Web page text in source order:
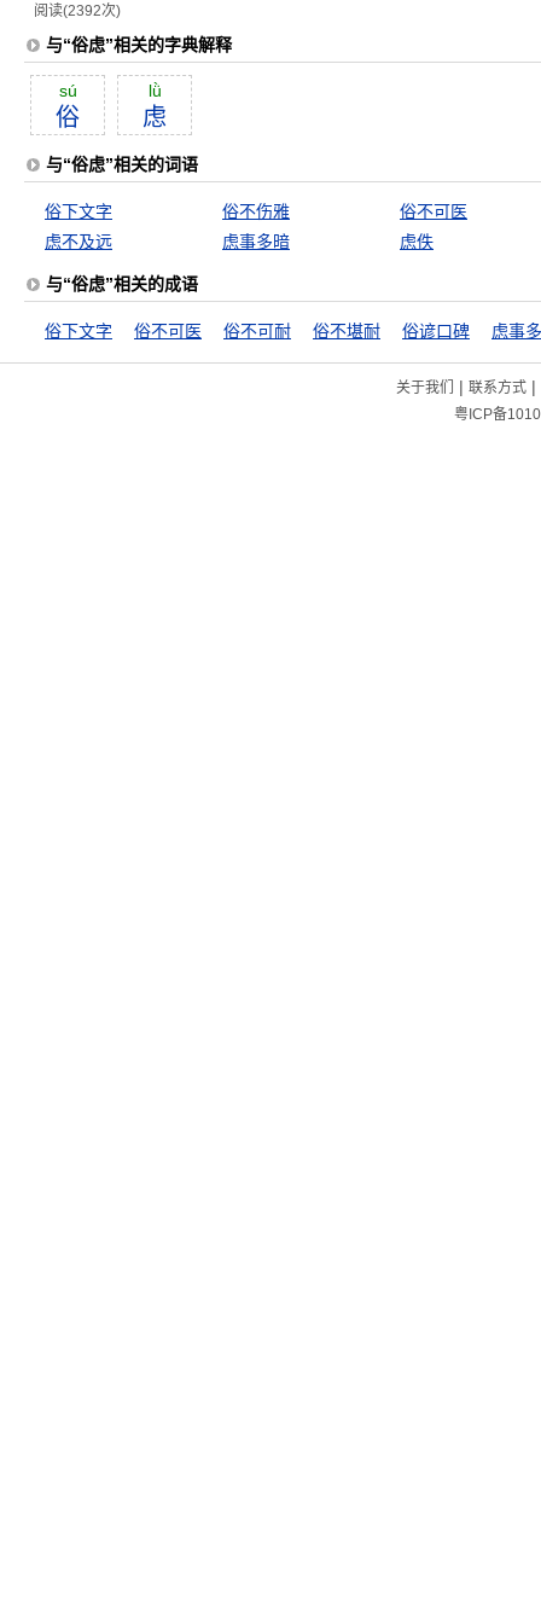
阅读(2392次)
与“俗虑”相关的字典解释
sú
俗
lǜ
虑
与“俗虑”相关的词语
俗下文字 俗不伤雅
俗不可医
虑不及远
虑事多暗 虑佚
与“俗虑”相关的成语
俗下文字 俗不可医 俗不可耐 俗不堪耐 俗谚口碑 虑事
关于我们 | 联系方式|
粤ICP备